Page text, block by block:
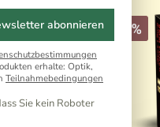
abonnieren
erhalte: Optik,
Teilnahmebedingungen
Sie kein Roboter
-7%